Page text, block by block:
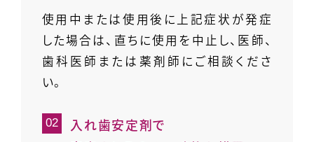
使用中または使用後に上記症状が発症
した場合は、直ちに使用を中止し、医師、
歯科医師または薬剤師にご相談くださ
い。
入れ歯安定剤で